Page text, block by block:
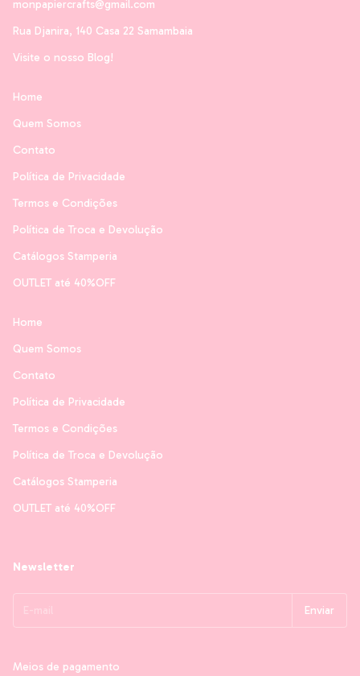
monpapiercrafts@gmail.com
Rua Djanira, 140 Casa 22 Samambaia
Visite o nosso Blog!
Home
Quem Somos
Contato
Política de Privacidade
Termos e Condições
Política de Troca e Devolução
Catálogos Stamperia
OUTLET até 40%OFF
Home
Quem Somos
Contato
Política de Privacidade
Termos e Condições
Política de Troca e Devolução
Catálogos Stamperia
OUTLET até 40%OFF
Newsletter
Meios de pagamento